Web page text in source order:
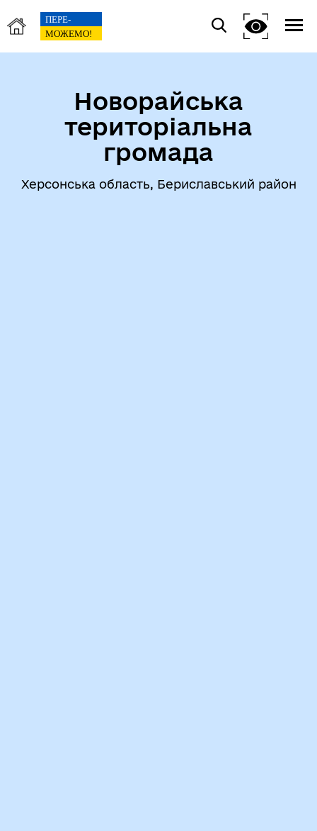
Новорайська
територіальна
громада
Херсонська область, Бериславський район